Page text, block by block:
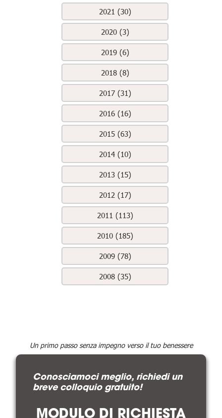
2021 (30)
2020 (3)
2019 (6)
2018 (8)
2017 (31)
2016 (16)
2015 (63)
2014 (10)
2013 (15)
2012 (17)
2011 (113)
2010 (185)
2009 (78)
2008 (35)
Un primo passo senza impegno verso il tuo benessere
Conosciamoci meglio, richiedi un
breve colloquio gratuito!
MODULO DI RICHIESTA